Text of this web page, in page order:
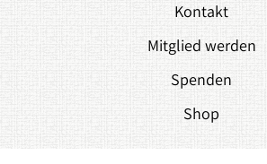
Kontakt
Mitglied werden
Spenden
Shop